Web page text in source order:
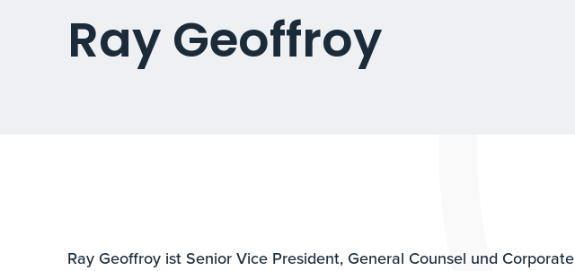
Ray Geoffroy
Ray Geoffroy ist Senior Vice President, General Counsel und Corporate